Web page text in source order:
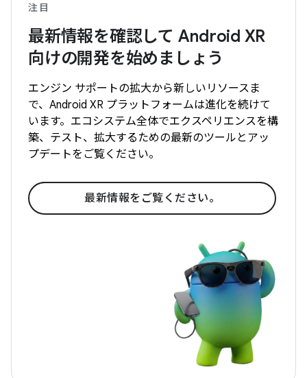
注目
最新情報を確認して Android XR
向けの開発を始めましょう
エンジン サポートの拡大から新しいリソースま
で、Android XR プラットフォームは進化を続けて
います。エコシステム全体でエクスペリエンスを構
築、テスト、拡大するための最新のツールとアッ
プデートをご覧ください。
最新情報をご覧ください。